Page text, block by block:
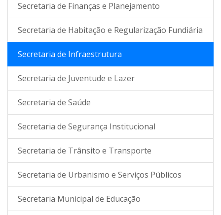
Secretaria de Finanças e Planejamento
Secretaria de Habitação e Regularização Fundiária
Secretaria de Infraestrutura
Secretaria de Juventude e Lazer
Secretaria de Saúde
Secretaria de Segurança Institucional
Secretaria de Trânsito e Transporte
Secretaria de Urbanismo e Serviços Públicos
Secretaria Municipal de Educação